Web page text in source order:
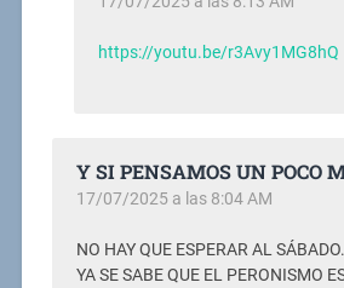
https://youtu.be/r3Avy1MG8hQ
Y SI PENSAMOS UN POCO
17/07/2025 a las 8:04 AM
NO HAY QUE ESPERAR AL SÁBADO.
YA SE SABE QUE EL PERONISMO